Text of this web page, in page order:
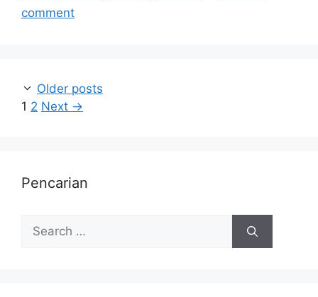
comment
Older posts
1 2 Next →
Pencarian